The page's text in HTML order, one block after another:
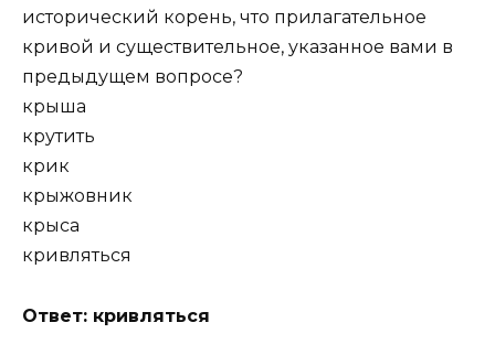
исторический корень, что прилагательное
кривой и существительное, указанное вами в
предыдущем вопросе?
крыша
крутить
крик
крыжовник
крыса
кривляться
Ответ: кривляться